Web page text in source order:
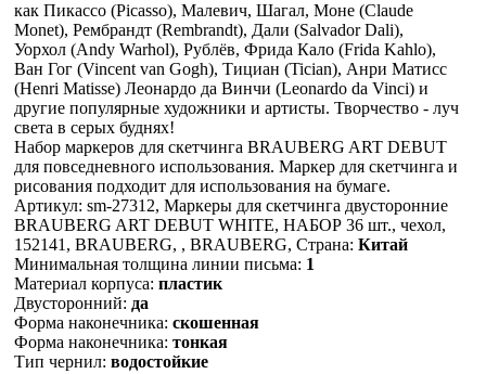
как Пикассо (Picasso), Малевич, Шагал, Моне (Claude
Monet), Рембрандт (Rembrandt), Дали (Salvador Dali),
Уорхол (Andy Warhol), Рублёв, Фрида Кало (Frida Kahlo),
Ван Гог (Vincent van Gogh), Тициан (Tician), Анри Матисс
(Henri Matisse) Леонардо да Винчи (Leonardo da Vinci) и
другие популярные художники и артисты. Творчество - луч
света в серых буднях!
Набор маркеров для скетчинга BRAUBERG ART DEBUT
для повседневного использования. Маркер для скетчинга и
рисования подходит для использования на бумаге.
Артикул: sm-27312, Маркеры для скетчинга двусторонние
BRAUBERG ART DEBUT WHITE, НАБОР 36 шт., чехол,
152141, BRAUBERG, , BRAUBERG, Страна: Китай
Минимальная толщина линии письма: 1
Материал корпуса: пластик
Двусторонний: да
Форма наконечника: скошенная
Форма наконечника: тонкая
Тип чернил: водостойкие